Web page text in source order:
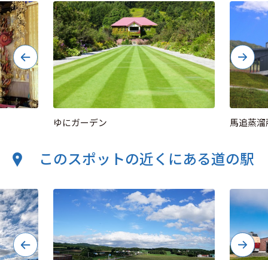
ゆにガーデン 馬追蒸
このスポットの近くにある道の駅